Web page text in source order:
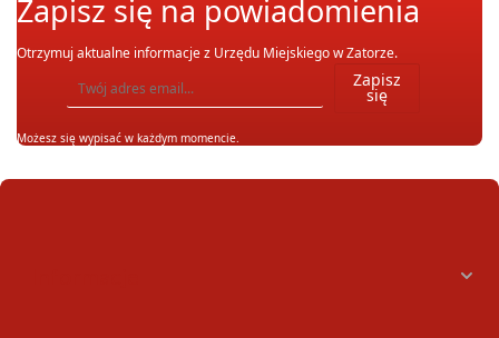
Zapisz się na powiadomienia
Otrzymuj aktualne informacje z Urzędu Miejskiego w Zatorze.
Wpisz adres email, na który chcesz otrzymywać powiadomienia. Możesz również się
Zapisz
się
Możesz się wypisać w każdym momencie.